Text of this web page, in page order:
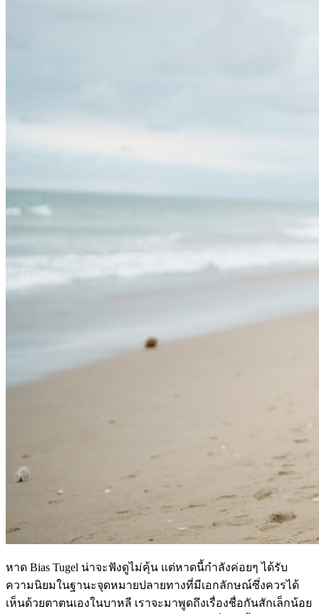
หาด Bias Tugel น่าจะฟังดูไม่คุ้น แต่หาดนี้กำลังค่อยๆ ได้รับ
ความนิยมในฐานะจุดหมายปลายทางที่มีเอกลักษณ์ซึ่งควรได้
เห็นด้วยตาตนเองในบาหลี เราจะมาพูดถึงเรื่องชื่อกันสักเล็กน้อย